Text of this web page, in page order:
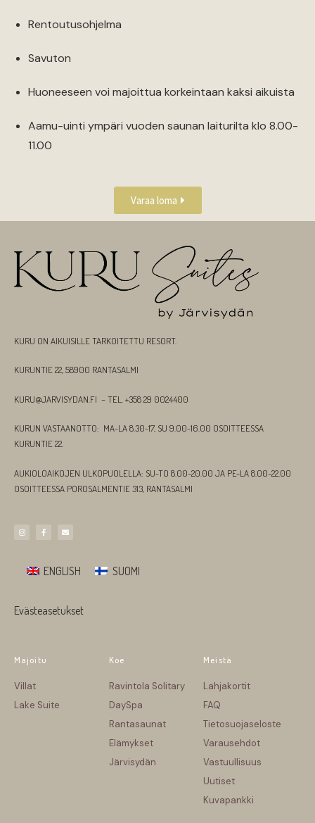
Rentoutusohjelma
Savuton
Huoneeseen voi majoittua korkeintaan kaksi aikuista
Aamu-uinti ympäri vuoden saunan laiturilta klo 8.00-
11.00
Varaa loma
KURU ON AIKUISILLE TARKOITETTU RESORT.
KURUNTIE 22, 58900 RANTASALMI
KURU@JARVISYDAN.FI – TEL. +358 29 0024400
KURUN VASTAANOTTO: MA-LA 8.30-17, SU 9.00-16.00 OSOITTEESSA
KURUNTIE 22.
AUKIOLOAIKOJEN ULKOPUOLELLA: SU-TO 8.00-20.00 JA PE-LA 8.00-22.00
OSOITTEESSA POROSALMENTIE 313, RANTASALMI
ENGLISH SUOMI
Evästeasetukset
Majoitu
Villat
Lake Suite
Koe
Ravintola Solitary
DaySpa
Rantasaunat
Elämykset
Järvisydän
Meistä
Lahjakortit
FAQ
Tietosuojaseloste
Varausehdot
Vastuullisuus
Uutiset
Kuvapankki